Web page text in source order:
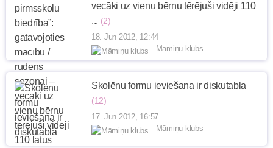
vecāki uz vienu bērnu tērējuši vidēji 110
... (2)
18. Jun 2012, 12:44
Māmiņu klubs
Skolēnu formu ieviešana ir diskutabla
(12)
17. Jun 2012, 16:57
Māmiņu klubs